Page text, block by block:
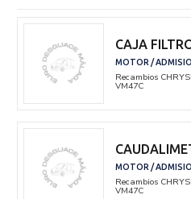
CAJA
MOTOR /
Recambios
VM47C
MOTOR /
Recambios
VM47C